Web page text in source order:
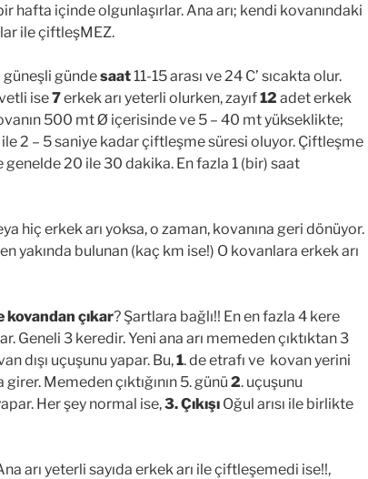
hafta içinde olgunlaşırlar. Ana arı; kendi kovanındaki
ile çiftleşMEZ.
gündesaat11-15 arası ve 24 C’ sıcakta olur.
ise7erkek arı yeterli olurken, zayıf12 adet erkek
500 mt Ø içerisinde ve 5 – 40 mt yükseklikte;
ile 2 – 5 saniye kadar çiftleşme süresi oluyor. Çiftleşme
20 ile 30 dakika. En fazla 1 (bir) saat
hiç erkek arı yoksa, o zaman, kovanına geri dönüyor.
yakında bulunan (kaç km ise!) O kovanlara erkek arı
kovandan çıkar? Şartlara bağlı!! En en fazla 4 kere
Geneli 3 keredir. Yeni ana arı memeden çıktıktan 3
dışı uçuşunu yapar. Bu,1. de etrafı ve kovan yerini
Memeden çıktığının 5. günü 2. uçuşunu
Her şey normal ise,3. Çıkışı Oğul arısı ile birlikte
arı yeterli sayıda erkek arı ile çiftleşemedi ise!!,